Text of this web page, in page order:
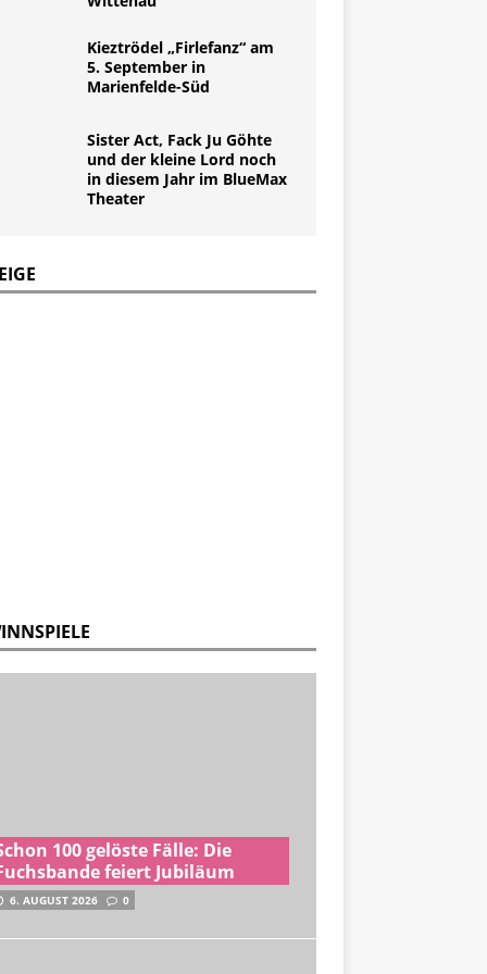
Kieztrödel „Firlefanz“ am
5. September in
Marienfelde-Süd
Sister Act, Fack Ju Göhte
und der kleine Lord noch
in diesem Jahr im BlueMax
Theater
100 gelöste Fälle: Die
feiert Jubiläum
6. AUGUST 2026 0